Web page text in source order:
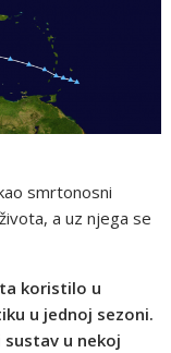
smrtonosni
a uz njega se
koristilo u
u jednoj sezoni.
u nekoj